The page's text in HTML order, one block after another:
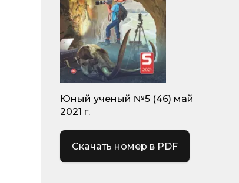
Юный ученый №5 (46) май
2021 г.
Скачать номер в PDF